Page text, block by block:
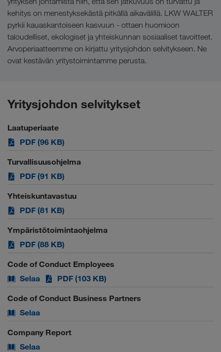
kehitys on menestyksekästä pitkällä aikavälillä. LKW WALTER
pyrkii kauaskantoiseen kasvuun - ottaen huomioon
taloudelliset, ekologiset ja yhteiskunnan sosiaaliset tavoitteet.
Arvoperiaatteemme on kirjattu yritysjohdon selvitykseen. Ne
ovat kestävän yritystoimintamme perusta.
Yritysjohdon selvitykset
Laatuperiaate
PDF (96 KB)
Turvallisuusohjelma
PDF (91 KB)
Yhteiskuntavastuu
PDF (81 KB)
Ympäristötoimintaohjelma
PDF (88 KB)
Code of Conduct Employees
Selaa
PDF (103 KB)
Code of Conduct Business Partners
Selaa
Company Report
Selaa